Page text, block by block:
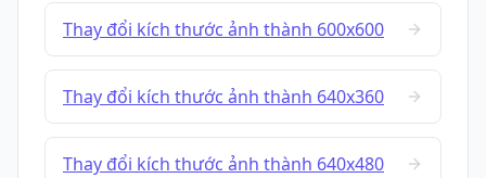
Thay đổi kích thước ảnh thành 600x600
Thay đổi kích thước ảnh thành 640x360
Thay đổi kích thước ảnh thành 640x480